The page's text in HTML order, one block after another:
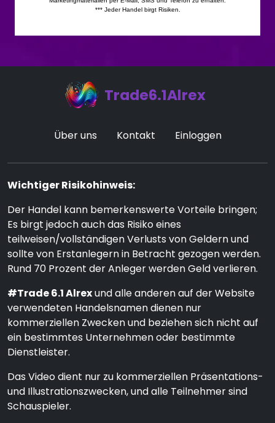
Trade6.1Alrex
Über uns Kontakt Einloggen
Wichtiger Risikohinweis:
Der Handel kann bemerkenswerte Vorteile bringen;
Es birgt jedoch auch das Risiko eines
teilweisen/vollständigen Verlusts von Geldern und
sollte von Erstanlegern in Betracht gezogen werden.
Rund 70 Prozent der Anleger werden Geld verlieren.
#Trade 6.1 Alrexund alle anderen auf der Website
verwendeten Handelsnamen dienen nur
kommerziellen Zwecken und beziehen sich nicht auf
ein bestimmtes Unternehmen oder bestimmte
Dienstleister.
Das Video dient nur zu kommerziellen Präsentations-
und Illustrationszwecken, und alle Teilnehmer sind
Schauspieler.